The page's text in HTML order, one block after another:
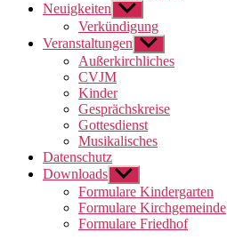
Neuigkeiten Untermenü
anzeigen
Verkündigung
Veranstaltungen Untermenü
anzeigen
Außerkirchliches
CVJM
Kinder
Gesprächskreise
Gottesdienst
Musikalisches
Datenschutz
Downloads Untermenü
anzeigen
Formulare Kindergarten
Formulare Kirchgemeinde
Formulare Friedhof